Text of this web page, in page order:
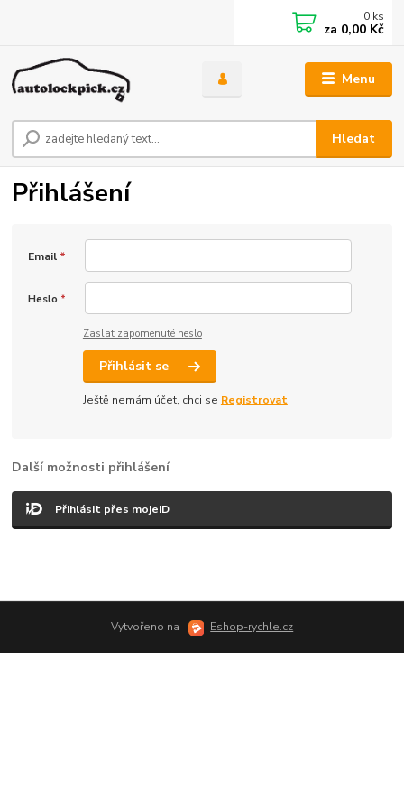
Menu
Hledat
0 ks
za 0,00 Kč
Přihlášení
Email *
Heslo *
Zaslat zapomenuté heslo
Přihlásit se
Ještě nemám účet, chci se Registrovat
Další možnosti přihlášení
Přihlásit přes mojeID
Vytvořeno na Eshop-rychle.cz